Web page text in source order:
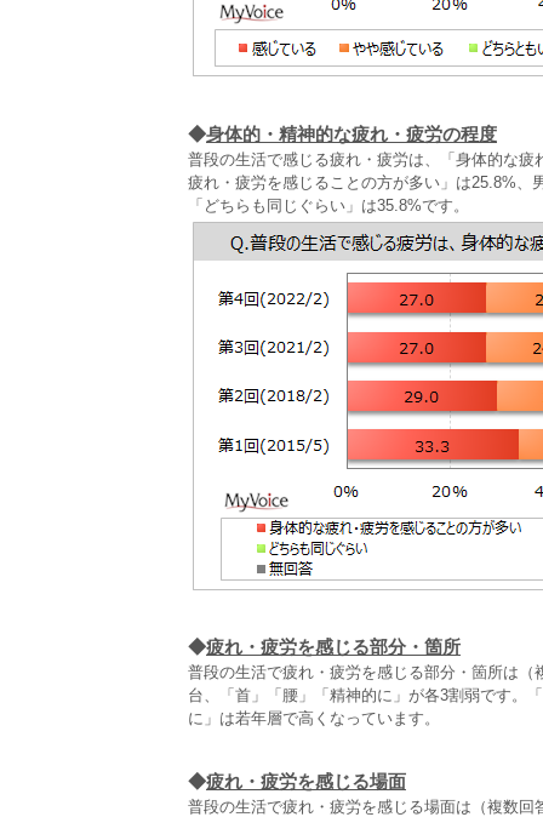
◆身体的・精神的な疲れ・疲労の程度
普段の生活で感じる疲れ・疲労は、「身体的な
疲れ・疲労を感じることの方が多い」は25.8%、
「どちらも同じぐらい」は35.8%です。
◆疲れ・疲労を感じる部分・箇所
普段の生活で疲れ・疲労を感じる部分・箇所は
台、「首」「腰」「精神的に」が各3割弱です。
に」は若年層で高くなっています。
◆疲れ・疲労を感じる場面
普段の生活で疲れ・疲労を感じる場面は（複数